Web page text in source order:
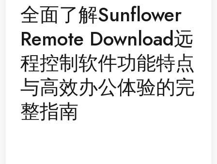
全面了解Sunflower
Remote Download远
程控制软件功能特点
与高效办公体验的完
整指南